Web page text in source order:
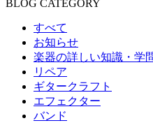
BLOG CATEGORY
すべて
お知らせ
楽器の詳しい知識・学
リペア
ギタークラフト
エフェクター
バンド